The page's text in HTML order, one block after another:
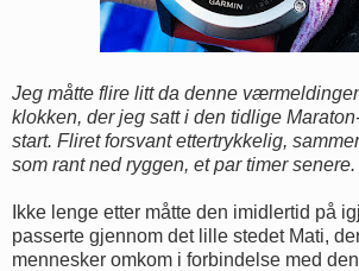
Jeg måtte flire litt da denne
klokken, der jeg satt i den tidlige
start. Fliret forsvant ettertrykkelig,
som rant ned ryggen, et par timer senere.
Ikke lenge etter måtte den imidlertid på
passerte gjennom det lille stedet Mati,
mennesker omkom i forbindelse med